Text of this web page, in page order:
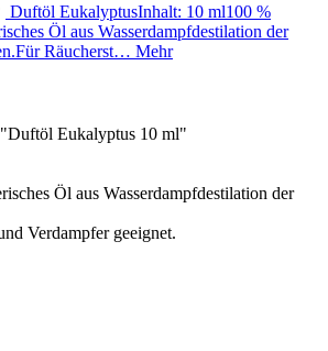
Duftöl EukalyptusInhalt: 10 ml100 %
Öl aus Wasserdampfdestilation der
Räucherst… Mehr
Eukalyptus 10 ml"
Öl aus Wasserdampfdestilation der
Verdampfer geeignet.